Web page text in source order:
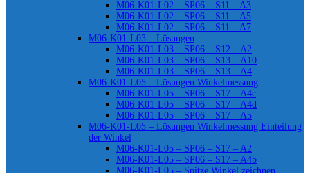
M06-K01-L02 – SP06 – S11 – A3
M06-K01-L02 – SP06 – S11 – A5
M06-K01-L02 – SP06 – S11 – A7
M06-K01-L03 – Lösungen
M06-K01-L03 – SP06 – S12 – A2
M06-K01-L03 – SP06 – S13 – A10
M06-K01-L03 – SP06 – S13 – A4
M06-K01-L05 – Lösungen Winkelmessung
M06-K01-L05 – SP06 – S17 – A4c
M06-K01-L05 – SP06 – S17 – A4d
M06-K01-L05 – SP06 – S17 – A5
M06-K01-L05 – Lösungen Winkelmessung Einteilung
der Winkel
M06-K01-L05 – SP06 – S17 – A2
M06-K01-L05 – SP06 – S17 – A4b
M06-K01-L05 – Spitze Winkel zeichnen